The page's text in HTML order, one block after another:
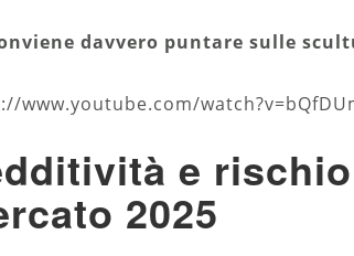
davvero puntare sulle
www.youtube.com/
e
2025